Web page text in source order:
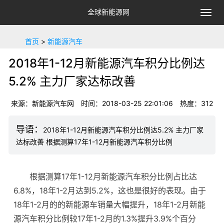
切
换
全球新能源网
首页 > 新能源汽车
2018年1-12月新能源汽车积分比例达
5.2% 主力厂家达标改善
来源：新能源汽车网 时间：2018-03-25 22:01:06 热度： 312
2018年1-12月新能源汽车积分比例达5.2% 主力厂家
达标改善 根据测算17年1-12月新能源汽车积分比例
根据测算17年1-12月新能源汽车积分比例占比达
6.8%，18年1-2月达到5.2%，这也是很好的表现。由于
18年1-2月的的新能源车销量大幅提升，18年1-2月新能
源汽车积分比例较17年1-2月的1.3%提升3.9%个百分